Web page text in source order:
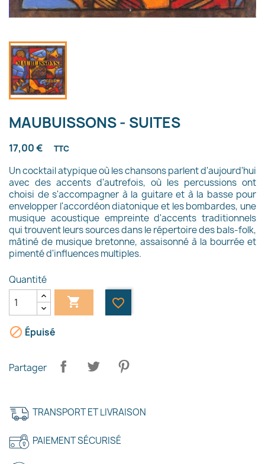
MAUBUISSONS - SUITES
17,00 € TTC
Un cocktail atypique où les chansons parlent d'aujourd'hui
avec des accents d'autrefois, où les percussions ont
choisi de s'accompagner à la guitare et à la basse pour
envelopper l'accordéon diatonique et les bombardes, une
musique acoustique empreinte d'accents traditionnels
qui trouvent leurs sources dans le répertoire des bals-folk,
mâtiné de musique bretonne, assaisonné à la bourrée et
pimenté d'influences multiples.
Quantité
 favorite_border
 Épuisé
Partager
TRANSPORT ET LIVRAISON
PAIEMENT SÉCURISÉ